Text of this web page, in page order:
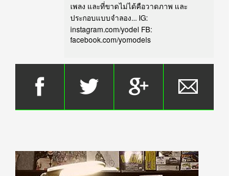
เพลง และที่ขาดไม่ได้คือวาดภาพ และ
ประกอบแบบจำลอง... IG:
instagram.com/yodel FB:
facebook.com/yomodels